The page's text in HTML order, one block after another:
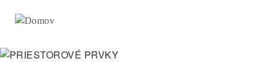
navigation